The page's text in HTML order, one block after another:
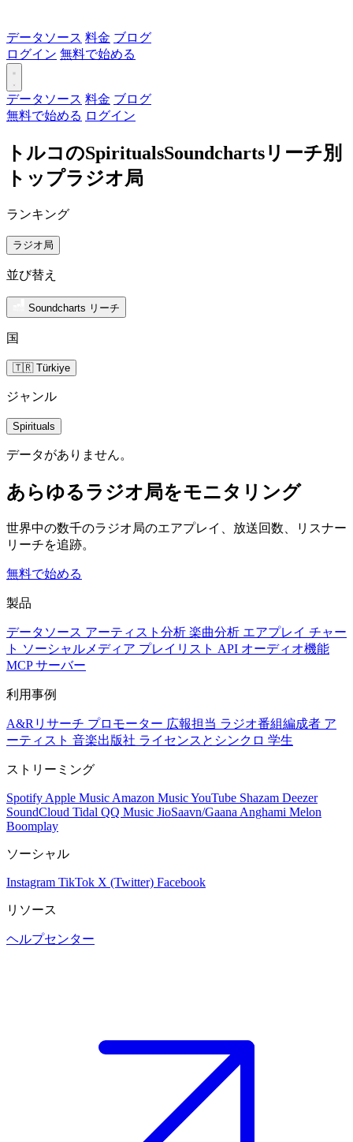
データソース 料金 ブログ
ログイン 無料で始める
データソース 料金 ブログ
無料で始める ログイン
トルコのSpiritualsSoundchartsリーチ別
トップラジオ局
ランキング
ラジオ局
並び替え
Soundcharts リーチ
国
🇹🇷 Türkiye
ジャンル
Spirituals
データがありません。
あらゆるラジオ局をモニタリング
世界中の数千のラジオ局のエアプレイ、放送回数、リスナー
リーチを追跡。
無料で始める
製品
データソース アーティスト分析 楽曲分析 エアプレイ チャー
ト ソーシャルメディア プレイリスト API オーディオ機能
MCP サーバー
利用事例
A&Rリサーチ プロモーター 広報担当 ラジオ番組編成者 ア
ーティスト 音楽出版社 ライセンスとシンクロ 学生
ストリーミング
Spotify Apple Music Amazon MusicYouTube Shazam Deezer
SoundCloud Tidal QQ Music JioSaavn/Gaana Anghami Melon
Boomplay
ソーシャル
Instagram TikTok X (Twitter) Facebook
リソース
ヘルプセンター